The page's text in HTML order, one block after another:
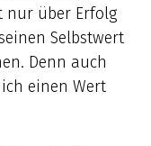
nur über Erfolg
Selbstwert
Denn auch
einen Wert